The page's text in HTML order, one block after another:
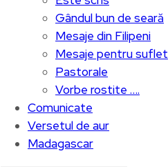
Gândul bun de seară
Mesaje din Filipeni
Mesaje pentru suflet
Pastorale
Vorbe rostite ….
Comunicate
Versetul de aur
Madagascar